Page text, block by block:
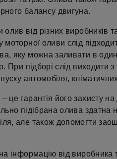
балансу двигуна.
від різних виробників
оливи слід
яку можна заливати в
При підборі слід виходити з
автомобіля,
це гарантія його захисту на
підібрана олива здатна
але також допомогти
інформацію від виробника